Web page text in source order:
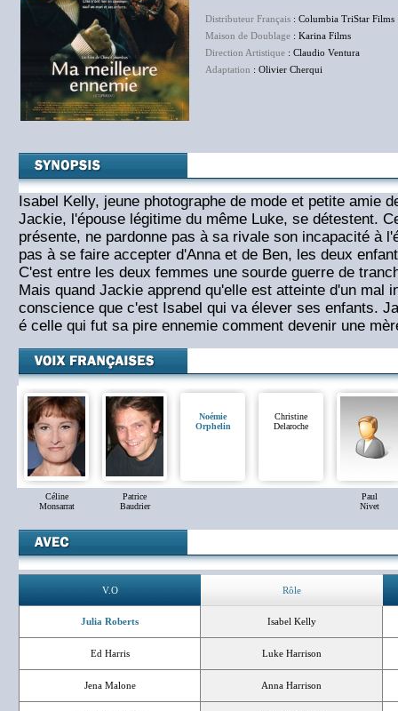
Distributeur Français : Columbia TriStar Films
Maison de Doublage : Karina Films
Direction Artistique : Claudio Ventura
Adaptation : Olivier Cherqui
Isabel Kelly, jeune photographe de mode et petite amie
Jackie, l'épouse légitime du même Luke, se détestent.
présente, ne pardonne pas à sa rivale son incapacité à
pas à se faire accepter d'Anna et de Ben, les deux
C'est entre les deux femmes une sourde guerre de
Mais quand Jackie apprend qu'elle est atteinte d'un mal
conscience que c'est Isabel qui va élever ses enfants.
é celle qui fut sa pire ennemie comment devenir une
Céline
Monsarrat
Patrice
Baudrier
Noémie
Orphelin
Christine
Delaroche
Paul
Nivet
V.O Rôle
Julia Roberts Isabel Kelly
Ed Harris Luke Harrison
Jena Malone Anna Harrison